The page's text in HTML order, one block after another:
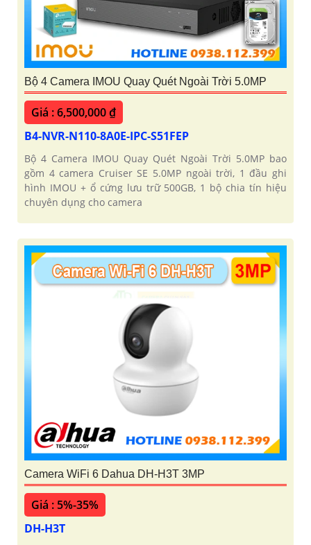
Bộ 4 Camera IMOU Quay Quét Ngoài Trời 5.0MP
Giá : 6,500,000 ₫
B4-NVR-N110-8A0E-IPC-S51FEP
Bộ 4 Camera IMOU Quay Quét Ngoài Trời 5.0MP bao
gồm 4 camera Cruiser SE 5.0MP ngoài trời, 1 đầu ghi
hình IMOU + ổ cứng lưu trữ 500GB, 1 bộ chia tín hiệu
chuyên dụng cho camera
Camera WiFi 6 Dahua DH-H3T 3MP
Giá : 5%-35%
DH-H3T